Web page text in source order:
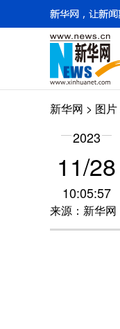
新华网 > 图片
2023
11/28
10:05:57
来源：新华网